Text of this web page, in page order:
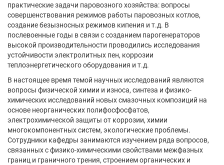
практические задачи паровозного хозяйства: вопросы
совершенствования режимов работы паровозных котлов,
создание безызносных режимов кипения и т.д. В
послевоенные годы в связи с созданием парогенераторов
высокой производительности проводились исследования
устойчивости электролитных пен, коррозии
теплоэнергетического оборудования и т.д.
В настоящее время темой научных исследований являются
вопросы физической химии и износа, синтеза и физико-
химических исследований новых смазочных композиций на
основе неорганических полифосфосфатов,
электрохимической защиты от коррозии, химии
многокомпонентных систем, экологические проблемы.
Сотрудники кафедры занимаются изучением ряда вопросов,
связанных с физико-химическими свойствами межфазных
границ и граничного трения, строением органических и